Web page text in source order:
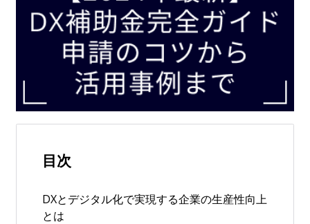
目次
DXとデジタル化で実現する企業の生産性向上
とは